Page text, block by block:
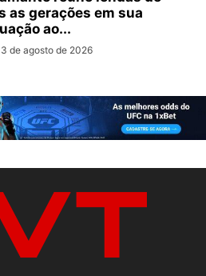
as gerações em sua
ao...
3 de agosto de 2026